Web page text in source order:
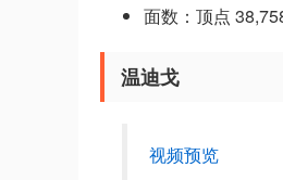
面数：顶点
温迪戈
视频预览